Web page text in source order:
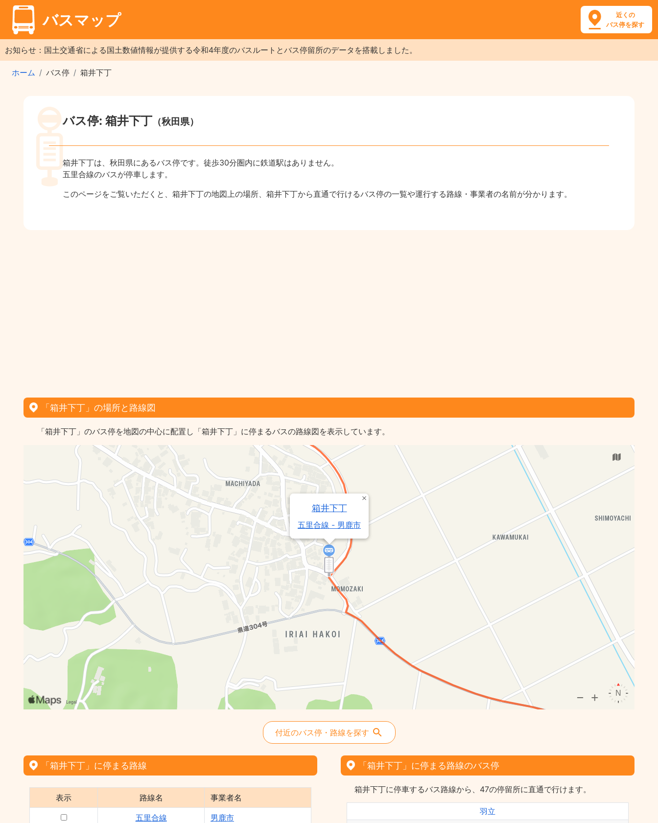
バスマップ
近くの
バス停を探す
お知らせ：国土交通省による国土数値情報が提供する令和4年度のバスルートとバス停留所のデータを搭載しました。
ホーム バス停 箱井下丁
バス停: 箱井下丁 （秋田県）
箱井下丁は、秋田県にあるバス停です。徒歩30分圏内に鉄道駅はありません。
五里合線のバスが停車します。
このページをご覧いただくと、箱井下丁の地図上の場所、箱井下丁から直通で行けるバス停の一覧や運行する路線・事業者の名前が分かります。
「箱井下丁」の場所と路線図
「箱井下丁」のバス停を地図の中心に配置し「箱井下丁」に停まるバスの路線図を表示しています。
箱井下丁
五里合線 - 男鹿市
付近のバス停・路線を探す
「箱井下丁」に停まる路線
表示 路線名 事業者名
五里合線 男鹿市
「箱井下丁」に停まる路線のバス停
箱井下丁に停車するバス路線から、47の停留所に直通で行けます。
羽立